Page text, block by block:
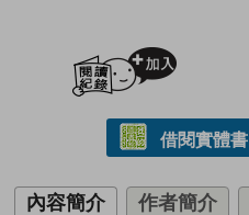
借閱實體書
內容簡介 作者簡介